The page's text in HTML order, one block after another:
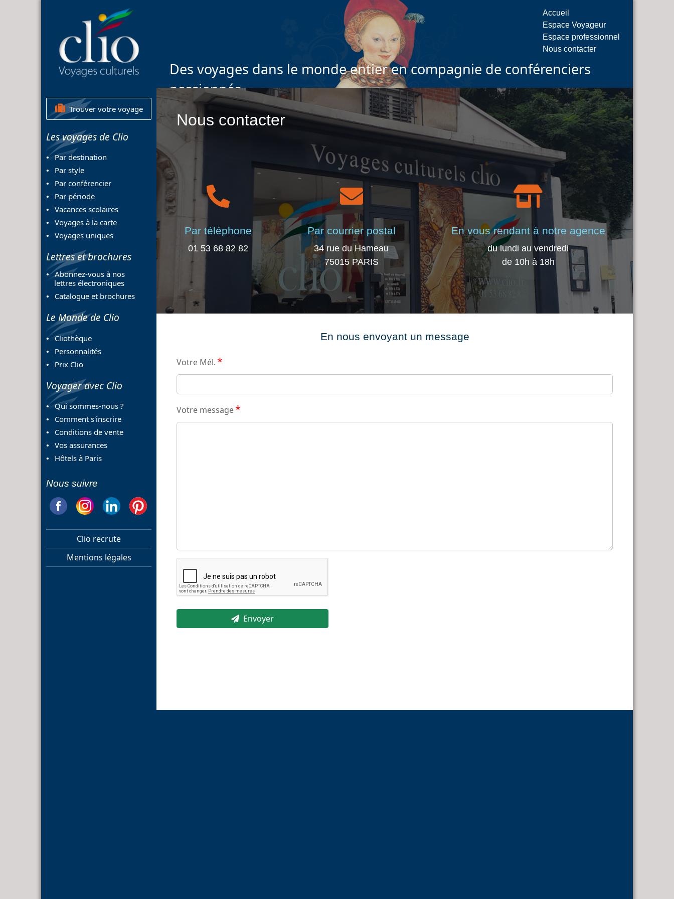
Accueil
Espace Voyageur
Espace professionnel
Nous contacter
Des voyages dans le monde entier en compagnie de conférenciers
passionnés
Trouver votre voyage
Les voyages de Clio
Par destination
Par style
Par conférencier
Par période
Vacances scolaires
Voyages à la carte
Voyages uniques
Lettres et brochures
Abonnez-vous à nos
lettres électroniques
Catalogue et brochures
Le Monde de Clio
Cliothèque
Personnalités
Prix Clio
Voyager avec Clio
Qui sommes-nous ?
Comment s'inscrire
Conditions de vente
Vos assurances
Hôtels à Paris
Nous suivre
Clio recrute
Mentions légales
Nous contacter
Par téléphone
01 53 68 82 82
Par courrier postal
34 rue du Hameau
75015 PARIS
En vous rendant à notre agence
du lundi au vendredi
de 10h à 18h
En nous envoyant un message
Votre Mél. *
Votre message*
Envoyer